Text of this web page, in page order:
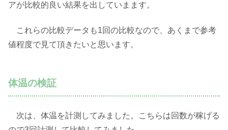
アが比較的良い結果を出していまます。
これらの比較データも1回の比較なので、あくまで参考
値程度で見て頂きたいと思います。
体温の検証
次は、体温を計測してみました。こちらは回数が稼げる